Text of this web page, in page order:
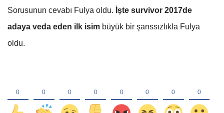
Sorusunun cevabı Fulya oldu. İşte survivor 2017de
adaya veda eden ilk isim büyük bir şanssızlıkla Fulya
oldu.